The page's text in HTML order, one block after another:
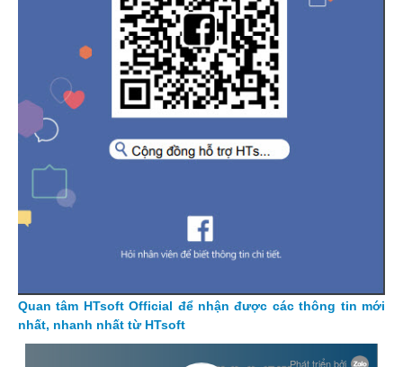
Quan tâm HTsoft Official để nhận được các thông tin mới
nhất, nhanh nhất từ HTsoft